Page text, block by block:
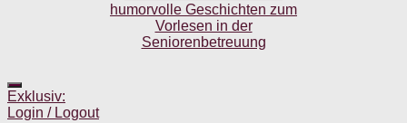
Exklusiv:
Login / Logout